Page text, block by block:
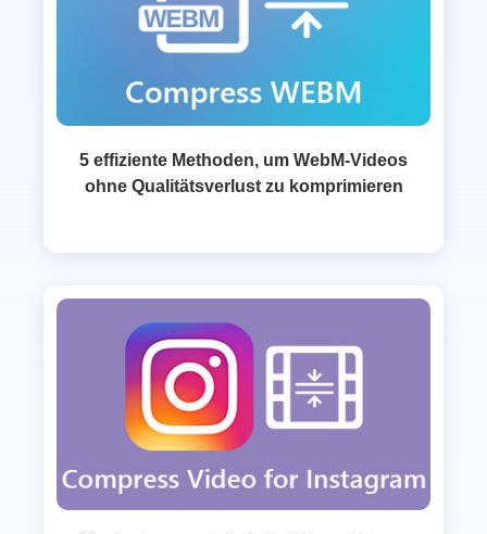
5 effiziente Methoden, um WebM-Videos
ohne Qualitätsverlust zu komprimieren